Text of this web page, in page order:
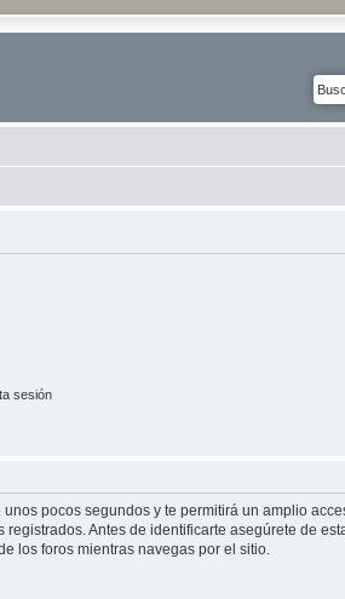
sesión
pocos segundos y te permitirá un amplio
Antes de identificarte asegúrete de
los foros mientras navegas por el sitio.